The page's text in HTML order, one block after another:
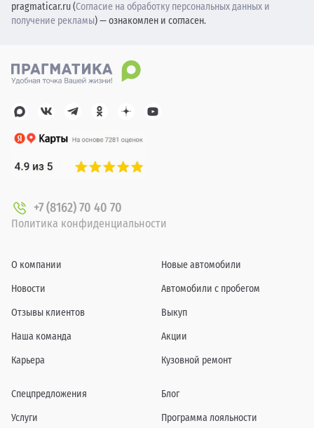
pragmaticar.ru (Согласие на обработку персональных данных и
получение рекламы) — ознакомлен и согласен.
+7 (8162) 70 40 70
Политика конфиденциальности
О компании
Новости
Отзывы клиентов
Наша команда
Карьера
Новые автомобили
Автомобили с пробегом
Выкуп
Акции
Кузовной ремонт
Спецпредложения
Услуги
Блог
Программа лояльности